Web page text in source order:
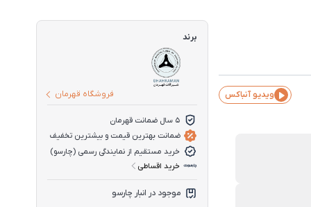
ویدیو آنباکس
برند
فروشگاه قهرمان
5 سال ضمانت قهرمان
ضمانت بهترین قیمت و بیشترین تخفیف
خرید مستقیم از نمایندگی رسمی (چارسو)
خرید اقساطی
موجود در انبار چارسو